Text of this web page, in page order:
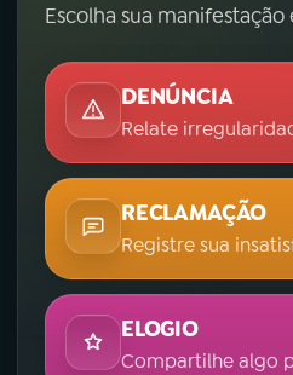
Escolha sua
DENÚNCIA
Relate
RECLAMAÇÃO
Registre sua
ELOGIO
Compartilhe algo